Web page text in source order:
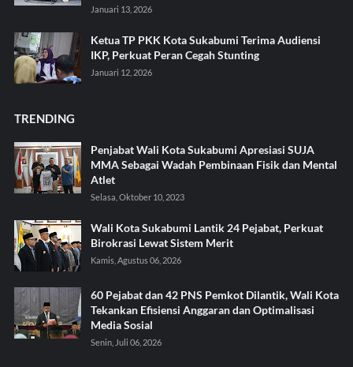
Januari 13, 2026
Ketua TP PKK Kota Sukabumi Terima Audiensi
IKP, Perkuat Peran Cegah Stunting
Januari 12, 2026
TRENDING
Penjabat Wali Kota Sukabumi Apresiasi SUJA
MMA Sebagai Wadah Pembinaan Fisik dan Mental
Atlet
Selasa, Oktober 10, 2023
Wali Kota Sukabumi Lantik 24 Pejabat, Perkuat
Birokrasi Lewat Sistem Merit
Kamis, Agustus 06, 2026
60 Pejabat dan 42 PNS Pemkot Dilantik, Wali Kota
Tekankan Efisiensi Anggaran dan Optimalisasi
Media Sosial
Senin, Juli 06, 2026